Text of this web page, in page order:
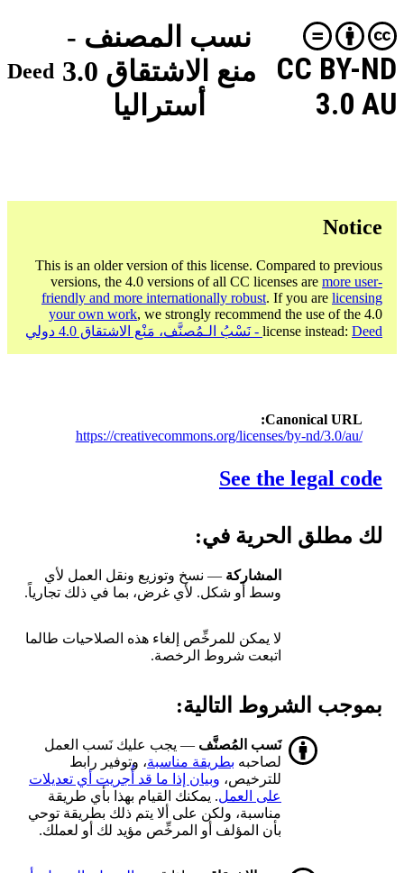
نسب المصنف -
منع الاشتقاق 3.0
أستراليا
CC BY-ND
3.0 AU
Deed
Notice
This is an older version of this license. Compared to previous
versions, the 4.0 versions of all CC licenses are more user-
friendly and more internationally robust. If you are licensing
your own work, we strongly recommend the use of the 4.0
license instead: Deed - نَسْبُ الـمُصنَّف، مَنْع الاشتقاق 4.0 دولي
Canonical URL
https://creativecommons.org/licenses/by-nd/3.0/au/
See the legal code
لك مطلق الحرية في:
المشاركة — نسخ وتوزيع ونقل العمل لأي
وسط أو شكل. لأي غرض، بما في ذلك تجارياً.
لا يمكن للمرخِّص إلغاء هذه الصلاحيات طالما
اتبعت شروط الرخصة.
بموجب الشروط التالية:
نَسب المُصنَّف — يجب عليك نَسب العمل
لصاحبه بطريقة مناسبة، وتوفير رابط
للترخيص، وبيان إذا ما قد أُجريت أي تعديلات
على العمل. يمكنك القيام بهذا بأي طريقة
مناسبة، ولكن على ألا يتم ذلك بطريقة توحي
بأن المؤلف أو المرخِّص مؤيد لك أو لعملك.